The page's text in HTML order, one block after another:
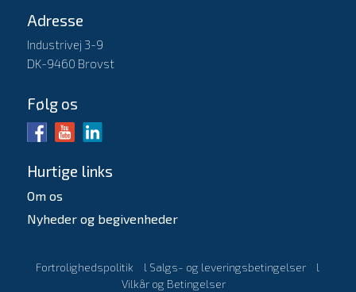
Adresse
Industrivej 3-9
DK-9460 Brovst
Følg os
Hurtige links
Om os
Nyheder og begivenheder
Fortrolighedspolitik l Salgs- og leveringsbetingelser
l
Vilkår og Betingelser